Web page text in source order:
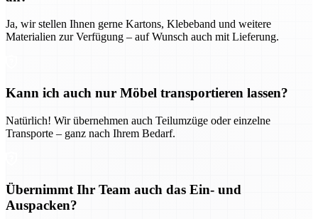
Ja, wir stellen Ihnen gerne Kartons, Klebeband und weitere
Materialien zur Verfügung – auf Wunsch auch mit Lieferung.
Kann ich auch nur Möbel transportieren lassen?
Natürlich! Wir übernehmen auch Teilumzüge oder einzelne
Transporte – ganz nach Ihrem Bedarf.
Übernimmt Ihr Team auch das Ein- und
Auspacken?